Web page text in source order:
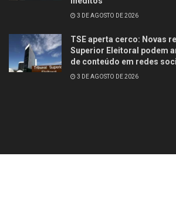
3 DE AGOSTO DE 2026
TSE aperta cerco: Novas
Superior Eleitoral podem
de conteúdo em redes
3 DE AGOSTO DE 2026